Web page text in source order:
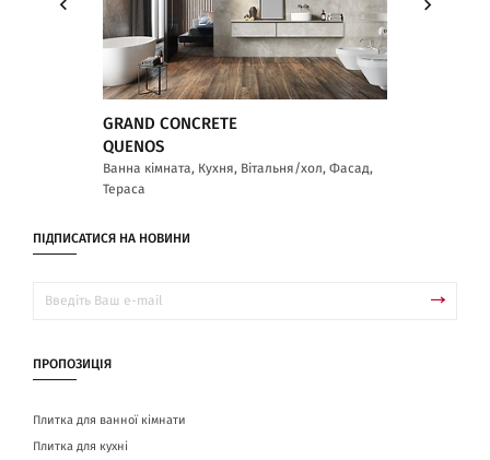
GRAND CONCRETE
QUENOS
Ванна кімната, Кухня, Вітальня/хол, Фасад,
Тераса
ПІДПИСАТИСЯ НА НОВИНИ
ПРОПОЗИЦІЯ
Плитка для ванної кімнати
Плитка для кухні